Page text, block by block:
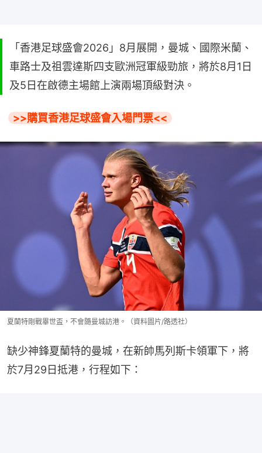
「香港足球盛會2026」8月展開，曼城、國際米蘭、
車路士及祖雲達斯四支歐洲冠軍級勁旅，將於8月1日
及5日在啟德主場館上演兩場頂級對決。
>>購買香港足球盛會入場門票<<
夏蘭特剛戰畢世盃，不會隨曼城訪港。（資料圖片/路透社）
缺少神鋒夏蘭特的曼城，在新帥馬列斯卡領軍下，將
於7月29日抵港，行程如下：